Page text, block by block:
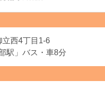
立西4丁目1-6
駅」バス・車8分